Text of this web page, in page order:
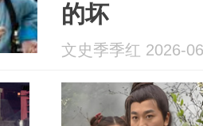
的坏
文史季季红 2026-